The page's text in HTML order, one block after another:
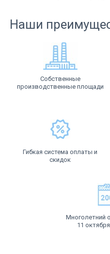
Наши
Собственные
производственные площади
Гибкая система оплаты и
скидок
Многолетний
11